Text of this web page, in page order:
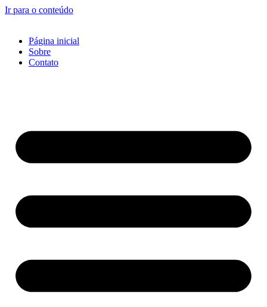
Ir para o conteúdo
Página inicial
Sobre
Contato